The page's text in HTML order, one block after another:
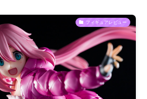
フィギュアレビュー